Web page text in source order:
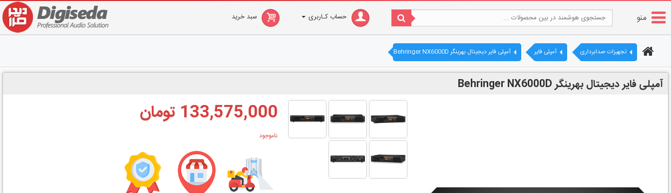
منو حساب کـاربری سبد خرید
تجهیزات صدابرداری آمپلی فایر آمپلی فایر دیجیتال بهرینگر Behringer NX6000D
آمپلی فایر دیجیتال بهرینگر Behringer NX6000D
133,575,000 تومان
ناموجود